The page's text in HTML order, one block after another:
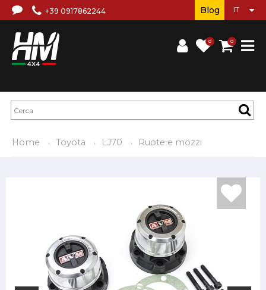
+39 0917862244
0 0
Blog
Home Toyota LJ70 Ruote e mozzi